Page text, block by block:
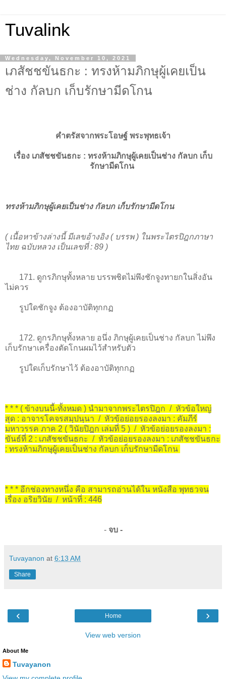
Tuvalink
Wednesday, November 10, 2021
เภสัชชขันธกะ : ทรงห้ามภิกษุผู้เคยเป็น
ช่าง กัลบก เก็บรักษามีดโกน
คำตรัสจากพระโอษฐ์ พระพุทธเจ้า
เรื่อง เภสัชชขันธกะ : ทรงห้ามภิกษุผู้เคยเป็นช่าง กัลบก เก็บ
รักษามีดโกน
ทรงห้ามภิกษุผู้เคยเป็นช่าง กัลบก เก็บรักษามีดโกน
( เนื้อหาข้างล่างนี้ มีเลขอ้างอิง ( บรรพ ) ในพระไตรปิฎกภาษา
ไทย ฉบับหลวง เป็นเลขที่ : 89 )
171. ดูกรภิกษุทั้งหลาย บรรพชิตไม่พึงชักจูงทายกในสิ่งอัน
ไม่ควร
รูปใดชักจูง ต้องอาบัติทุกกฏ
172. ดูกรภิกษุทั้งหลาย อนึ่ง ภิกษุผู้เคยเป็นช่าง กัลบก ไม่พึง
เก็บรักษาเครื่องตัดโกนผมไว้สำหรับตัว
รูปใดเก็บรักษาไว้ ต้องอาบัติทุกกฏ
* * * ( ข้างบนนี้-ทั้งหมด ) นำมาจากพระไตรปิฎก / หัวข้อใหญ่
สุด : อาจารโคจรสมฺปนฺนา / หัวข้อย่อยรองลงมา : คัมภีร์
มหาวรรค ภาค 2 ( วินัยปิฎก เล่มที่ 5 ) / หัวข้อย่อยรองลงมา :
ขันธ์ที่ 2 : เภสัชชขันธกะ / หัวข้อย่อยรองลงมา : เภสัชชขันธกะ
: ทรงห้ามภิกษุผู้เคยเป็นช่าง กัลบก เก็บรักษามีดโกน
* * * อีกช่องทางหนึ่ง คือ สามารถอ่านได้ใน หนังสือ พุทธวจน
เรื่อง อริยวินัย / หน้าที่ : 446
-จบ -
Tuvayanon at 6:13 AM
Share
‹ ›
Home
View web version
About Me
Tuvayanon